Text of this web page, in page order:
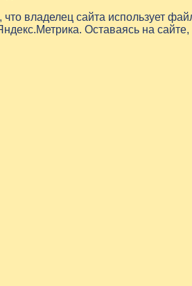
владелец сайта использует
Оставаясь на